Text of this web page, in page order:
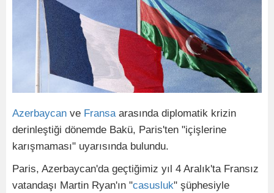
Azerbaycan ve Fransaarasında diplomatik krizin
derinleştiği dönemde Bakü, Paris'ten "içişlerine
karışmaması" uyarısında bulundu.
Paris, Azerbaycan'da geçtiğimiz yıl 4 Aralık'ta Fransız
vatandaşı Martin Ryan'ın "casusluk" şüphesiyle